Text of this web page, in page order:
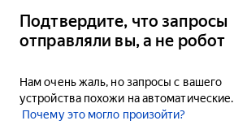
Подтвердите, что запросы
отправляли вы, а не робот
Нам очень жаль, но запросы с вашего
устройства похожи на автоматические.
Почему это могло произойти?